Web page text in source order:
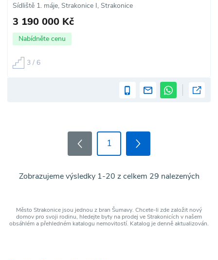
Sídliště 1. máje, Strakonice I, Strakonice
3 190 000 Kč
Nabídněte cenu
3 / 6
1
Zobrazujeme výsledky 1-20 z celkem 29 nalezených
Město Strakonice jsou jednou z bran Šumavy. Chcete-li zde založit nový
domov pro svoji rodinu, hledejte byty na prodej ve Strakonicích v našem
obsáhlém a přehledném katalogu nemovitostí. Katalog je denně aktualizován.